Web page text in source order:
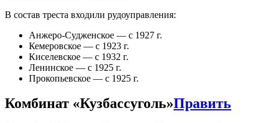
В состав треста входили рудоуправления:
Анжеро-Судженское — с 1927 г.
Кемеровское — с 1923 г.
Киселевское — с 1932 г.
Ленинское — с 1925 г.
Прокопьевское — с 1925 г.
Комбинат «Кузбассуголь»Править